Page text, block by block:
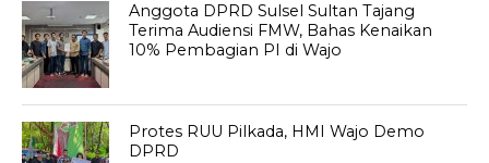
Anggota DPRD Sulsel Sultan Tajang
Terima Audiensi FMW, Bahas Kenaikan
10% Pembagian PI di Wajo
Protes RUU Pilkada, HMI Wajo Demo
DPRD